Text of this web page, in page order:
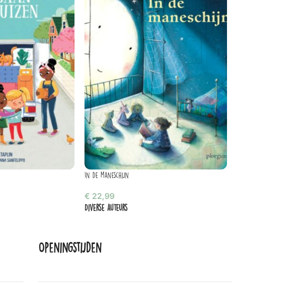
In de maneschijn
€ 22,99
Diverse auteurs
Openingstijden